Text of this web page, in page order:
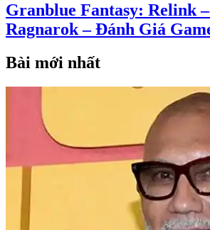
Granblue Fantasy: Relink
Ragnarok – Đánh Giá
Bài mới nhất